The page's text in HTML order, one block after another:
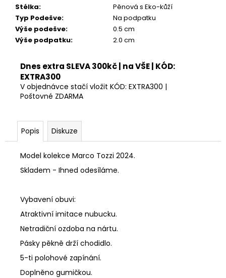
Stélka:
Pěnová s Eko-kůží
Typ Podešve:
Na podpatku
Výše podešve:
0.5 cm
Výše podpatku: 2.0 cm
Dnes extra SLEVA 300kč | na VŠE | KÓD:
EXTRA300
V objednávce stačí vložit KÓD: EXTRA300 |
Poštovné ZDARMA
Popis Diskuze
Model kolekce Marco Tozzi 2024.
Skladem - Ihned odesíláme.
Vybavení obuvi:
Atraktivní imitace nubucku.
Netradiční ozdoba na nártu.
Pásky pěkně drží chodidlo.
5-ti polohové zapínání.
Doplněno gumičkou.